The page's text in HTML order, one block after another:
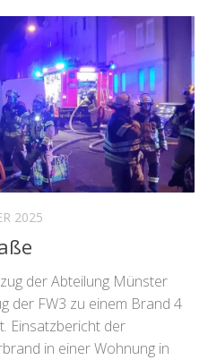
2025
der Abteilung Münster
der FW3 zu einem Brand 4
Einsatzbericht der
in einer Wohnung in